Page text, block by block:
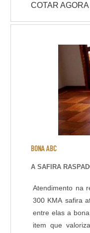
qualidade na
projeto ou
rápida a partir
- Alta
resistência
Resistência à
VOC; -
Temperatura de
- Atende a norma
COTAR AGORA
BONA ABC
A SAFIRA
Atendimento na
300 KMA safira
entre elas a
item que